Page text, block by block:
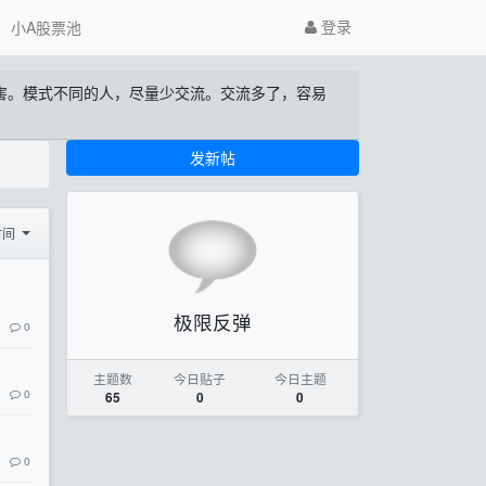
小A股票池 登录
模式不同的人，尽量少交流。交流多了，容易
0
0
0
发新帖
极限反弹
主题数
65
今日贴子
0
今日主题
0